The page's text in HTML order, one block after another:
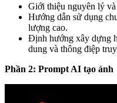
Giới thiệu nguyên lý
Hướng dẫn sử dụng
lượng cao.
Định hướng xây dựng
dung và thông điệp
Phần 2: Prompt AI tạo ảnh